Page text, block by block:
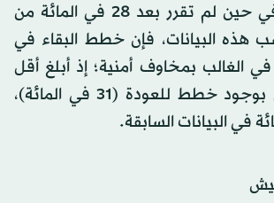
النزوح الحالية، في حين لم تقرر بعد 28 في المائة من
هذه البيانات، فإن خطط البقاء في
الغالب بمخاوف أمنية؛ إذ أبلغ أقل
من الثلث بقليل بوجود خطط للعودة (31 في المائة)،